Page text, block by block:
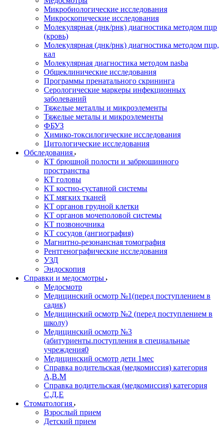
Микробиологические исследования
Микроскопические исследования
Молекулярная (днк/рнк) диагностика методом пцр
(кровь)
Молекулярная (днк/рнк) диагностика методом пцр,
кал
Молекулярная диагностика методом nasba
Общеклинические исследования
Программы пренатального скрининга
Серологические маркеры инфекционных
заболеваний
Тяжелые металлы и микроэлементы
Тяжелые металы и микроэлементы
ФБУЗ
Химико-токсилогические исследования
Цитологические исследования
Обследования
КТ брюшной полости и забрюшинного
пространства
КТ головы
КТ костно-суставной системы
КТ мягких тканей
КТ органов грудной клетки
КТ органов мочеполовой системы
КТ позвоночника
КТ сосудов (ангиография)
Магнитно-резонансная томография
Рентгенографические исследования
УЗД
Эндоскопия
Справки и медосмотры
Медосмотр
Медицинский осмотр №1(перед поступлением в
садик)
Медицинский осмотр №2 (перед поступлением в
школу)
Медицинский осмотр №3
(абитуриенты.поступления в специальные
учреждения0
Медицинский осмотр дети 1мес
Справка водительская (медкомиссия) категория
А,В.М
Справка водительская (медкомиссия) категория
С,Д,Е
Стоматология
Взрослый прием
Детский прием